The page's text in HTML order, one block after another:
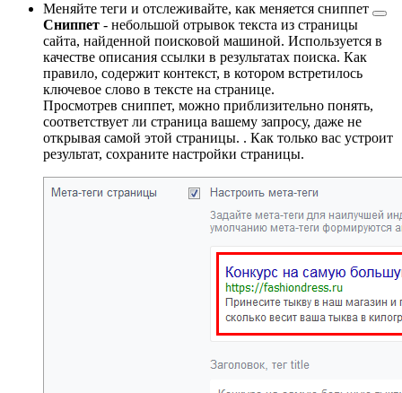
Меняйте теги и отслеживайте, как меняется сниппет
Cниппет - небольшой отрывок текста из страницы
сайта, найденной поисковой машиной. Используется в
качестве описания ссылки в результатах поиска. Как
правило, содержит контекст, в котором встретилось
ключевое слово в тексте на странице.
Просмотрев сниппет, можно приблизительно понять,
соответствует ли страница вашему запросу, даже не
открывая самой этой страницы. . Как только вас устроит
результат, сохраните настройки страницы.